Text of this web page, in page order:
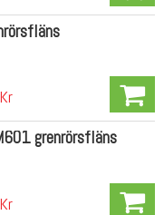
grenrörsfläns